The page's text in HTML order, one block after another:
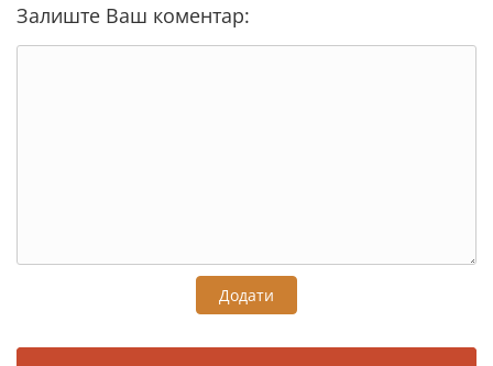
Залиште Ваш коментар:
Додати